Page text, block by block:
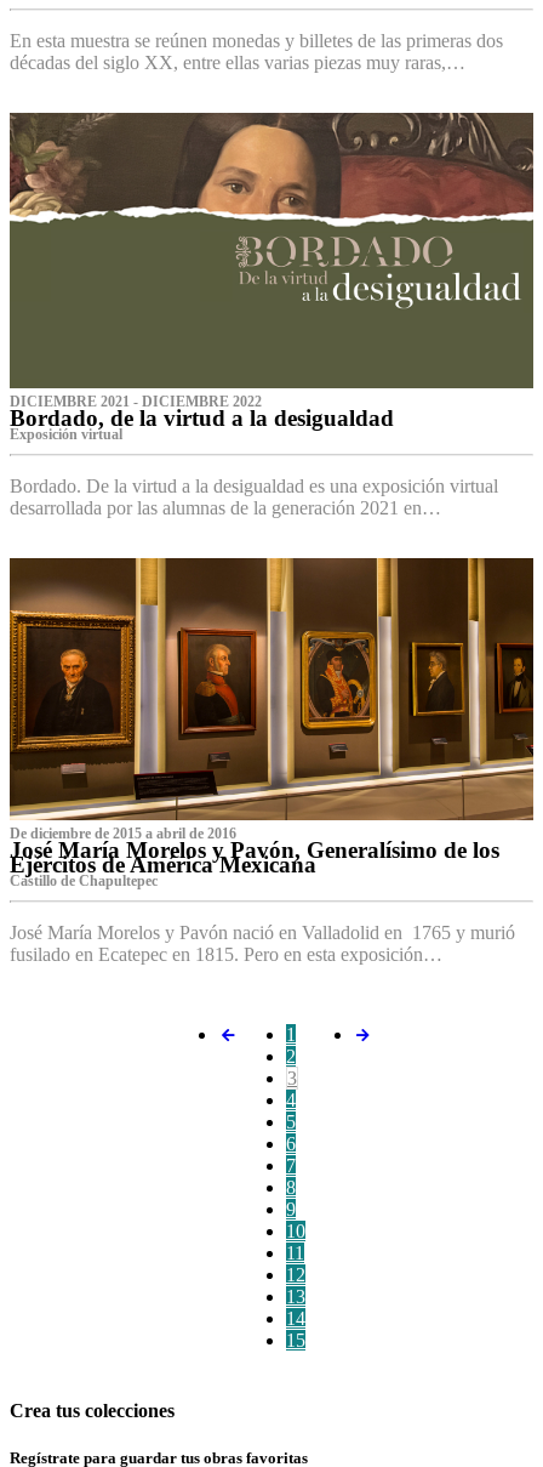
En esta muestra se reúnen monedas y billetes de las primeras dos
décadas del siglo XX, entre ellas varias piezas muy raras,…
DICIEMBRE 2021 - DICIEMBRE 2022
Bordado, de la virtud a la desigualdad
Exposición virtual‌
Bordado. De la virtud a la desigualdad es una exposición virtual
desarrollada por las alumnas de la generación 2021 en…
De diciembre de 2015 a abril de 2016
José María Morelos y Pavón, Generalísimo de los
Ejércitos de América Mexicana
C‌astillo de Chapultepec
José María Morelos y Pavón nació en Valladolid en 1765 y murió
fusilado en Ecatepec en 1815. Pero en esta exposición…
1
2
3
4
5
6
7
8
9
10
11
12
13
14
15
Crea tus colecciones
Regístrate para guardar tus obras favoritas